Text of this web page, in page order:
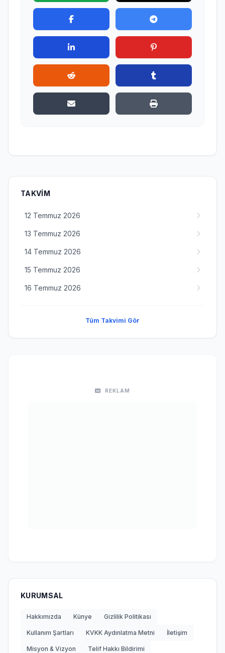
TAKVIM
12 Temmuz 2026
13 Temmuz 2026
14 Temmuz 2026
15 Temmuz 2026
16 Temmuz 2026
Tüm Takvimi Gör
REKLAM
KURUMSAL
Hakkımızda Künye Gizlilik Politikası
Kullanım Şartları KVKK Aydınlatma Metni İletişim
Misyon & Vizyon Telif Hakkı Bildirimi